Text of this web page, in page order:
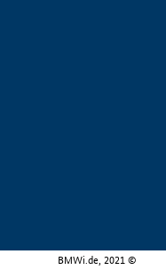
BMWi.de, 2021 ©